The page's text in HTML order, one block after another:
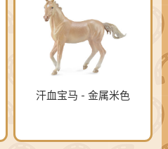
汗血宝马 - 金属米色